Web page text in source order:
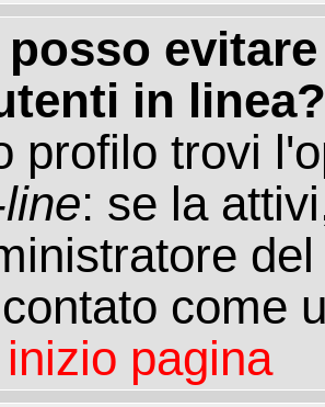
posso
in linea?
profilo trovi
: se la
come
pagina